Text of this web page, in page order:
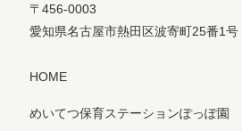
〒456-0003
愛知県名古屋市熱田区波寄町25番1号
HOME
めいてつ保育ステーションぽっぽ園